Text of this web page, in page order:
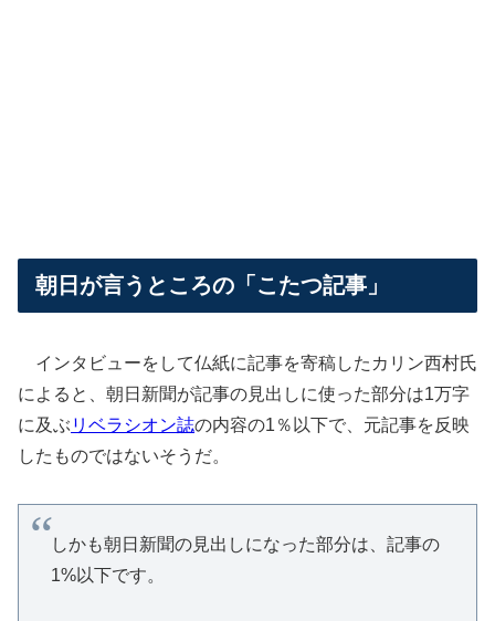
朝日が言うところの「こたつ記事」
インタビューをして仏紙に記事を寄稿したカリン西村氏
によると、朝日新聞が記事の見出しに使った部分は1万字
に及ぶ リベラシオン誌の内容の1％以下で、元記事を反映
したものではないそうだ。
しかも朝日新聞の見出しになった部分は、記事の
1%以下です。